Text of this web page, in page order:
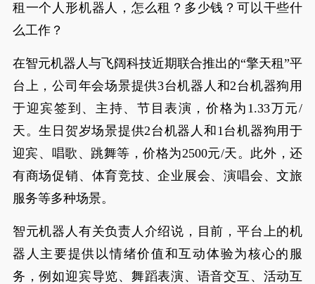
租一个人形机器人，怎么租？多少钱？可以干些什
么工作？
在智元机器人与飞阔科技近期联合推出的“擎天租”平
台上，公司年会场景提供3台机器人和2台机器狗用
于迎宾签到、主持、节目表演，价格为1.33万元/
天。生日贺岁场景提供2台机器人和1台机器狗用于
迎宾、唱歌、跳舞等，价格为2500元/天。此外，还
有商场促销、体育竞技、企业展会、演唱会、文旅
服务等多种场景。
智元机器人有关负责人介绍说，目前，平台上的机
器人主要提供以情绪价值和互动体验为核心的服
务，例如迎宾导览、舞蹈表演、语音交互、活动互